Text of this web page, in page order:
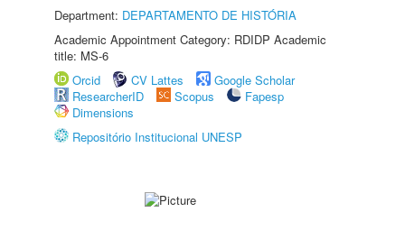
Department: DEPARTAMENTO DE HISTÓRIA
Academic Appointment Category: RDIDP Academic
title: MS-6
Orcid
CV Lattes
Google Scholar
ResearcherID
Scopus
Fapesp
Dimensions
Repositório Institucional UNESP